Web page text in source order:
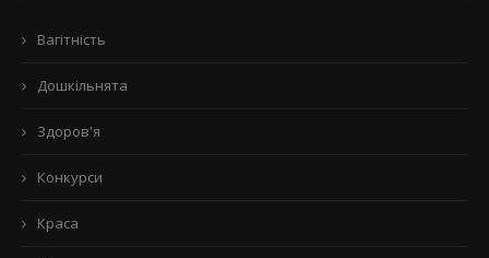
Вагітність
Дошкільнята
Здоров'я
Конкурси
Краса